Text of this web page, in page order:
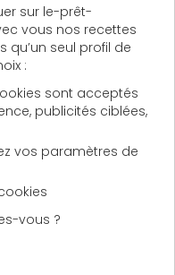
Une tendance qui
secondaires,
les habitants des
et de 7 points
Une envie de
les restrictions et les
mars 2020,
les citadins, dont le
renoncé à leur
la fin du premier
sur le-prêt-
vous nos recettes
qu’un seul profil de
:
sont acceptés
publicités ciblées,
vos paramètres de
vous ?